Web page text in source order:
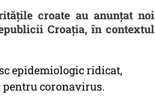
croate au anunțat noi
Croația, în contextul
epidemiologic ridicat,
pentru coronavirus.